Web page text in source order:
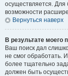
осуществляется. Для
возможности
Вернуться наверх
В результате моего
Ваш поиск дал
не смог обработать.
более тщательно
должен быть